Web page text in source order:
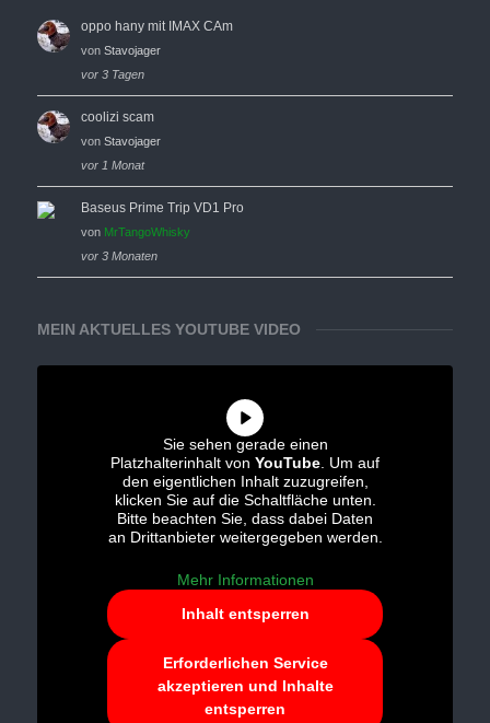
oppo hany mit IMAX CAm
von Stavojager
vor 3 Tagen
coolizi scam
von Stavojager
vor 1 Monat
Baseus Prime Trip VD1 Pro
von MrTangoWhisky
vor 3 Monaten
MEIN AKTUELLES YOUTUBE VIDEO
Sie sehen gerade einen
Platzhalterinhalt von YouTube . Um auf
den eigentlichen Inhalt zuzugreifen,
klicken Sie auf die Schaltfläche unten.
Bitte beachten Sie, dass dabei Daten
an Drittanbieter weitergegeben werden.
Mehr Informationen
Inhalt entsperren
Erforderlichen Service
akzeptieren und Inhalte
entsperren